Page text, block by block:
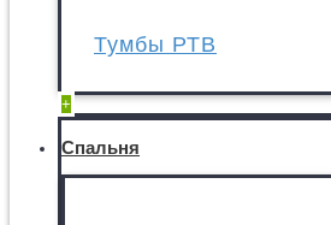
Тумбы РТВ
+
Спальня